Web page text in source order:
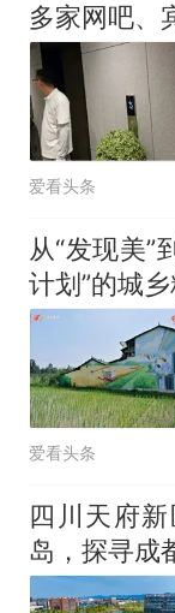
多家网吧、
爱看头条
从“发现美”
计划”的城
爱看头条
四川天府
岛，探寻成